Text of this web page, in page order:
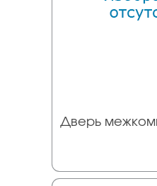
Дверь